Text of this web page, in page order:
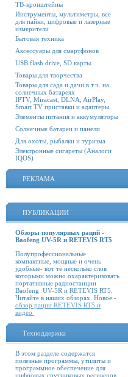
ТВ-кронштейны
Инструменты, мультиметры, все
для пайки, цифровые и лазерные
измерители
Бытовая техника
Аксессуары для смартфонов
USB flash drive, SD карты.
Товары для творчества
Товары для сада и дачи в т.ч. на
солнечных батареях
IPTV, Miracast, DLNA, AirPlay,
Smart TV приставки и адаптеры.
Элементы питания и аккумуляторы
Солнечные батареи и панели
Для охоты, рыбалки и туризма
Электронные сигареты (Аналоги
IQOS)
РЕКЛАМА
ПУБЛИКАЦИИ
Обзоры популярных раций -
Baofeng UV-5R и RETEVIS RT5
Полупрофессиональные
компактные, мощные и очень
удобные- вот те несколько слов
которыми можно охарактеризовать
портативные радиостанции
Baofeng UV-5R и RETEVIS RT5.
Читайте в наших обзорах. Новое -
обзор рации RETEVIS RT5 и
видео
Техподдержка
В этом разделе содержатся
полезные программы, утилиты и
программное обеспечение для
цифровых спутниковых ресиверов,